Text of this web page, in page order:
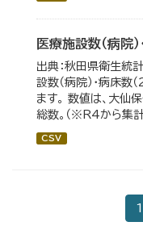
医療施設数（病院）
出典：秋田県衛生統
設数（病院）・病床数
ます。 数値は、大仙
総数。（※R4から集
CSV
1